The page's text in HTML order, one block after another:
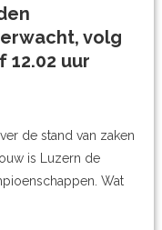
volg
12.02 uur
de stand van zaken
is Luzern de
Wat